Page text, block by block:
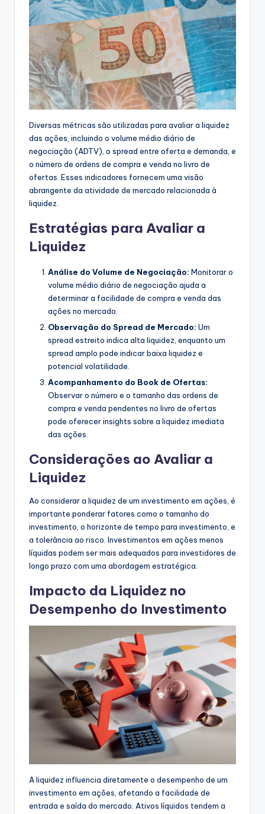
Diversas métricas são utilizadas para avaliar a liquidez
das ações, incluindo o volume médio diário de
negociação (ADTV), o spread entre oferta e demanda, e
o número de ordens de compra e venda no livro de
ofertas. Esses indicadores fornecem uma visão
abrangente da atividade de mercado relacionada à
liquidez.
Estratégias para Avaliar a
Liquidez
Análise do Volume de Negociação: Monitorar o
volume médio diário de negociação ajuda a
determinar a facilidade de compra e venda das
ações no mercado.
Observação do Spread de Mercado: Um
spread estreito indica alta liquidez, enquanto um
spread amplo pode indicar baixa liquidez e
potencial volatilidade.
Acompanhamento do Book de Ofertas:
Observar o número e o tamanho das ordens de
compra e venda pendentes no livro de ofertas
pode oferecer insights sobre a liquidez imediata
das ações.
Considerações ao Avaliar a
Liquidez
Ao considerar a liquidez de um investimento em ações, é
importante ponderar fatores como o tamanho do
investimento, o horizonte de tempo para investimento, e
a tolerância ao risco. Investimentos em ações menos
líquidas podem ser mais adequados para investidores de
longo prazo com uma abordagem estratégica.
Impacto da Liquidez no
Desempenho do Investimento
A liquidez influencia diretamente o desempenho de um
investimento em ações, afetando a facilidade de
entrada e saída do mercado. Ativos líquidos tendem a